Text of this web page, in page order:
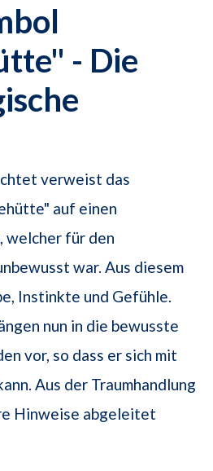
- Die
verweist das
auf einen
, welcher für den
war. Aus diesem
Instinkte und Gefühle.
nun in die bewusste
vor, so dass er sich mit
Aus der Traumhandlung
Hinweise abgeleitet